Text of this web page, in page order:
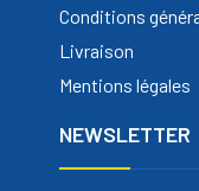
Conditions
Livraison
Mentions légales
NEWSLETTER